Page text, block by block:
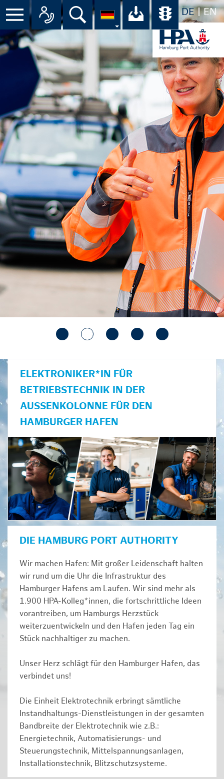
DE EN
Menü Alle Ansprechpartner im
Suche Ihr Download-
ELEKTRONIKER*IN FÜR
BETRIEBSTECHNIK IN DER
AUSSENKOLONNE FÜR DEN H
AMBURGER HAFEN
DIE HAMBURG PORT AUTHORITY
Wir machen Hafen: Mit großer Leidenschaft halten
wir rund um die Uhr die Infrastruktur des
Hamburger Hafens am Laufen. Wir sind mehr als
1.900 HPA-Kolleg*innen, die fortschrittliche Ideen
vorantreiben, um Hamburgs Herzstück
weiterzuentwickeln und den Hafen jeden Tag ein
Stück nachhaltiger zu machen.
Unser Herz schlägt für den Hamburger Hafen, das
verbindet uns!
Die Einheit Elektrotechnik erbringt sämtliche
Instandhaltungs-Dienstleistungen in der gesamten
Bandbreite der Elektrotechnik wie z.B.:
Energietechnik, Automatisierungs- und
Steuerungstechnik, Mittelspannungsanlagen,
Installationstechnik, Blitzschutzsysteme.